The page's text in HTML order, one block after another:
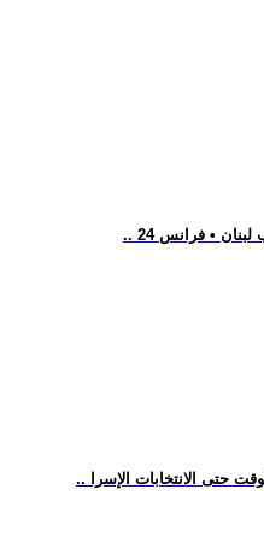
• فرانس 24
حتى الانتخابات الإسرا